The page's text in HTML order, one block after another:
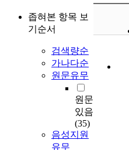
좁혀본 항목 보
기순서
검색량순
가나다순
원문유무
원문
있음
(35)
음성지원
유무